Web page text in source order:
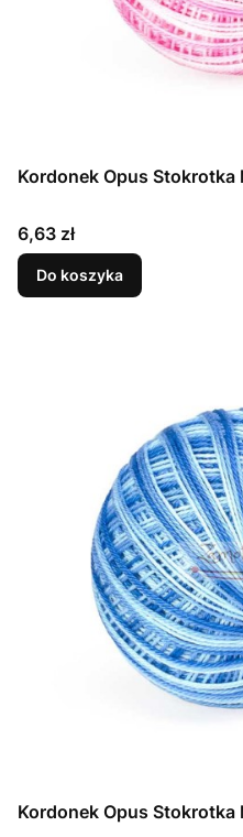
Kordonek Opus Stokrotka
Cena
6,63 zł
Do koszyka
Kordonek Opus